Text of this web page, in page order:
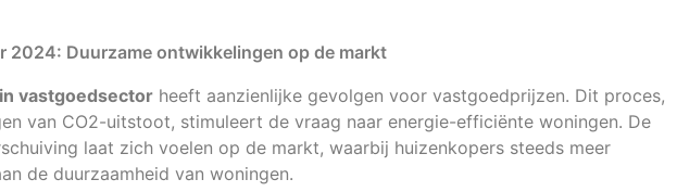
2024: Duurzame ontwikkelingen op de markt
vastgoedsector heeft aanzienlijke gevolgen voor vastgoedprijzen. Dit proces,
van CO2-uitstoot, stimuleert de vraag naar energie-efficiënte woningen. De
laat zich voelen op de markt, waarbij huizenkopers steeds meer
de duurzaamheid van woningen.